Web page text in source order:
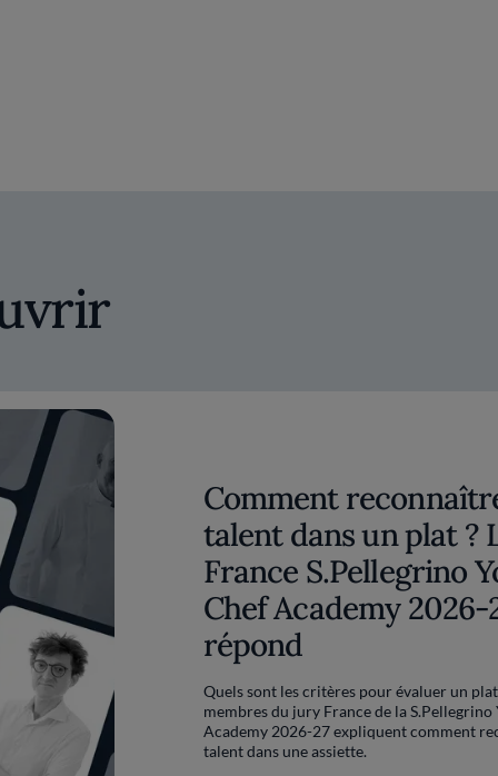
Comment
talent dans un plat ?
France S.Pellegrino
Chef Academy 2026-
répond
Quels sont les critères pour évaluer un plat
membres du jury France de la S.Pellegrino
Academy 2026-27 expliquent comment
talent dans une assiette.